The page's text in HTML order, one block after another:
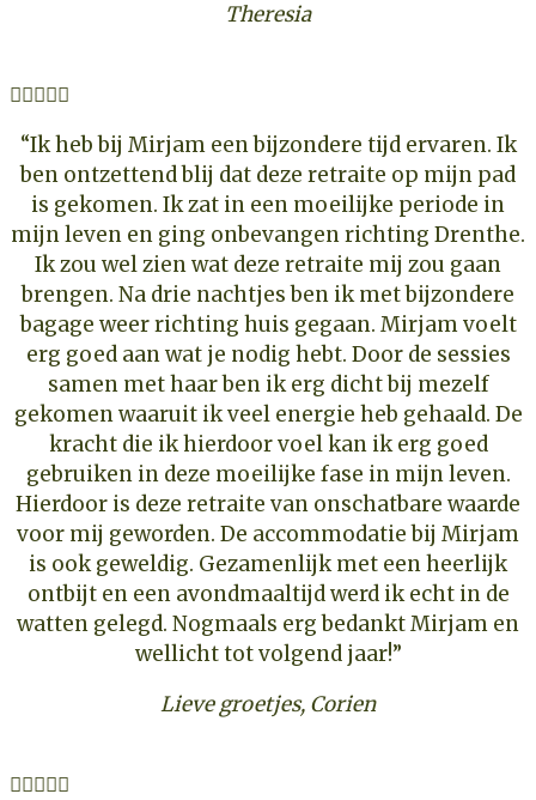
Theresia

“Ik heb bij Mirjam een bijzondere tijd ervaren. Ik
ben ontzettend blij dat deze retraite op mijn pad
is gekomen. Ik zat in een moeilijke periode in
mijn leven en ging onbevangen richting Drenthe.
Ik zou wel zien wat deze retraite mij zou gaan
brengen. Na drie nachtjes ben ik met bijzondere
bagage weer richting huis gegaan. Mirjam voelt
erg goed aan wat je nodig hebt. Door de sessies
samen met haar ben ik erg dicht bij mezelf
gekomen waaruit ik veel energie heb gehaald. De
kracht die ik hierdoor voel kan ik erg goed
gebruiken in deze moeilijke fase in mijn leven.
Hierdoor is deze retraite van onschatbare waarde
voor mij geworden. De accommodatie bij Mirjam
is ook geweldig. Gezamenlijk met een heerlijk
ontbijt en een avondmaaltijd werd ik echt in de
watten gelegd. Nogmaals erg bedankt Mirjam en
wellicht tot volgend jaar!”
Lieve groetjes, Corien
